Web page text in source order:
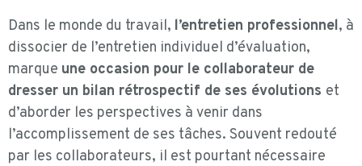
Dans le monde du travail, l’entretien professionnel, à
dissocier de l’entretien individuel d’évaluation,
marque une occasion pour le collaborateur de
dresser un bilan rétrospectif de ses évolutions et
d’aborder les perspectives à venir dans
l’accomplissement de ses tâches. Souvent redouté
par les collaborateurs, il est pourtant nécessaire